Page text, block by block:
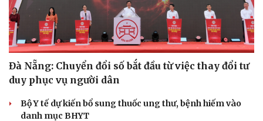
Đà Nẵng: Chuyển đổi số bắt đầu từ việc thay đổi tư
duy phục vụ người dân
Bộ Y tế dự kiến bổ sung thuốc ung thư, bệnh hiếm vào
danh mục BHYT